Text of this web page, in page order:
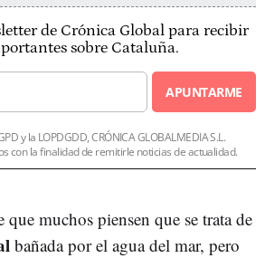
de Crónica Global para recibir
sobre Cataluña.
APUNTARME
y la LOPDGDD, CRÓNICA GLOBALMEDIA S.L.
con la finalidad de remitirle noticias de actualidad.
que muchos piensen que se trata de
bañada por el agua del mar, pero